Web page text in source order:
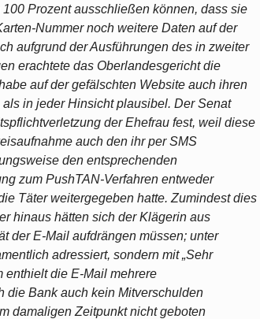
Prozent ausschließen können, dass sie
Nummer noch weitere Daten auf der
aufgrund der Ausführungen des in zweiter
erachtete das Oberlandesgericht die
auf der gefälschten Website auch ihren
in jeder Hinsicht plausibel. Der Senat
der Ehefrau fest, weil diese
auch den ihr per SMS
den entsprechenden
zum PushTAN-Verfahren entweder
Täter weitergegeben hatte. Zumindest dies
hinaus hätten sich der Klägerin aus
der E-Mail aufdrängen müssen; unter
adressiert, sondern mit „Sehr
enthielt die E-Mail mehrere
die Bank auch kein Mitverschulden
damaligen Zeitpunkt nicht geboten